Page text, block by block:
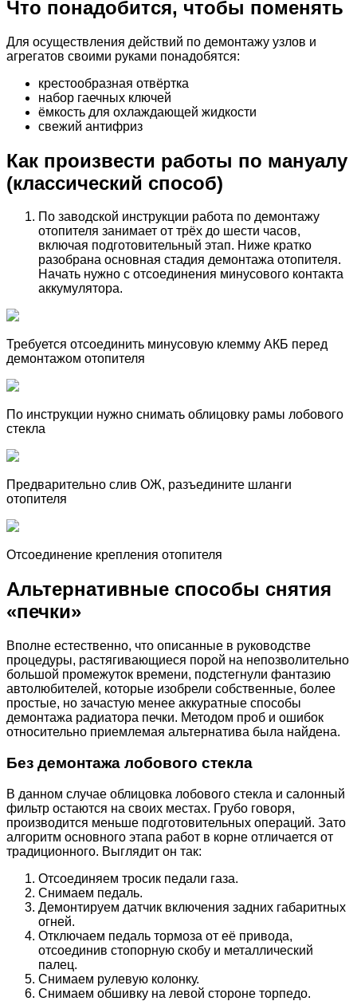
Что понадобится, чтобы поменять
Для осуществления действий по демонтажу узлов и
агрегатов своими руками понадобятся:
крестообразная отвёртка
набор гаечных ключей
ёмкость для охлаждающей жидкости
свежий антифриз
Как произвести работы по мануалу
(классический способ)
По заводской инструкции работа по демонтажу
отопителя занимает от трёх до шести часов,
включая подготовительный этап. Ниже кратко
разобрана основная стадия демонтажа отопителя.
Начать нужно с отсоединения минусового контакта
аккумулятора.
Требуется отсоединить минусовую клемму АКБ перед
демонтажом отопителя
По инструкции нужно снимать облицовку рамы лобового
стекла
Предварительно слив ОЖ, разъедините шланги
отопителя
Отсоединение крепления отопителя
Альтернативные способы снятия
«печки»
Вполне естественно, что описанные в руководстве
процедуры, растягивающиеся порой на непозволительно
большой промежуток времени, подстегнули фантазию
автолюбителей, которые изобрели собственные, более
простые, но зачастую менее аккуратные способы
демонтажа радиатора печки. Методом проб и ошибок
относительно приемлемая альтернатива была найдена.
Без демонтажа лобового стекла
В данном случае облицовка лобового стекла и салонный
фильтр остаются на своих местах. Грубо говоря,
производится меньше подготовительных операций. Зато
алгоритм основного этапа работ в корне отличается от
традиционного. Выглядит он так:
Отсоединяем тросик педали газа.
Снимаем педаль.
Демонтируем датчик включения задних габаритных
огней.
Отключаем педаль тормоза от её привода,
отсоединив стопорную скобу и металлический
палец.
Снимаем рулевую колонку.
Снимаем обшивку на левой стороне торпедо.